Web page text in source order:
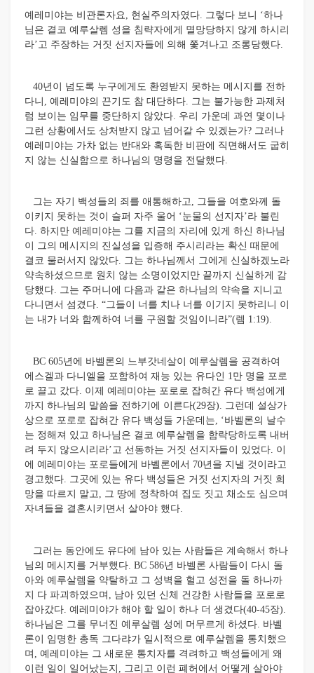
예레미야는 비관론자요, 현실주의자였다. 그렇다 보니 ‘하나
님은 결코 예루살렘 성을 침략자에게 멸망당하지 않게 하시리
라’고 주장하는 거짓 선지자들에 의해 쫓겨나고 조롱당했다.
40년이 넘도록 누구에게도 환영받지 못하는 메시지를 전하
다니, 예레미야의 끈기도 참 대단하다. 그는 불가능한 과제처
럼 보이는 임무를 중단하지 않았다. 우리 가운데 과연 몇이나
그런 상황에서도 상처받지 않고 넘어갈 수 있겠는가? 그러나
예레미야는 가차 없는 반대와 혹독한 비판에 직면해서도 굽히
지 않는 신실함으로 하나님의 명령을 전달했다.
그는 자기 백성들의 죄를 애통해하고, 그들을 여호와께 돌
이키지 못하는 것이 슬퍼 자주 울어 ‘눈물의 선지자’라 불린
다. 하지만 예레미야는 그를 지금의 자리에 있게 하신 하나님
이 그의 메시지의 진실성을 입증해 주시리라는 확신 때문에
결코 물러서지 않았다. 그는 하나님께서 그에게 신실하겠노라
약속하셨으므로 원치 않는 소명이었지만 끝까지 신실하게 감
당했다. 그는 주머니에 다음과 같은 하나님의 약속을 지니고
다니면서 섬겼다. “그들이 너를 치나 너를 이기지 못하리니 이
는 내가 너와 함께하여 너를 구원할 것임이니라”(렘 1:19).
BC 605년에 바벨론의 느부갓네살이 예루살렘을 공격하여
에스겔과 다니엘을 포함하여 재능 있는 유다인 1만 명을 포로
로 끌고 갔다. 이제 예레미야는 포로로 잡혀간 유다 백성에게
까지 하나님의 말씀을 전하기에 이른다(29장). 그런데 설상가
상으로 포로로 잡혀간 유다 백성들 가운데는, ‘바벨론의 날수
는 정해져 있고 하나님은 결코 예루살렘을 함락당하도록 내버
려 두지 않으시리라’고 선동하는 거짓 선지자들이 있었다. 이
에 예레미야는 포로들에게 바벨론에서 70년을 지낼 것이라고
경고했다. 그곳에 있는 유다 백성들은 거짓 선지자의 거짓 희
망을 따르지 말고, 그 땅에 정착하여 집도 짓고 채소도 심으며
자녀들을 결혼시키면서 살아야 했다.
그러는 동안에도 유다에 남아 있는 사람들은 계속해서 하나
님의 메시지를 거부했다. BC 586년 바벨론 사람들이 다시 돌
아와 예루살렘을 약탈하고 그 성벽을 헐고 성전을 돌 하나까
지 다 파괴하였으며, 남아 있던 신체 건강한 사람들을 포로로
잡아갔다. 예레미야가 해야 할 일이 하나 더 생겼다(40-45장).
하나님은 그를 무너진 예루살렘 성에 머무르게 하셨다. 바벨
론이 임명한 총독 그다랴가 일시적으로 예루살렘을 통치했으
며, 예레미야는 그 새로운 통치자를 격려하고 백성들에게 왜
이런 일이 일어났는지, 그리고 이런 폐허에서 어떻게 살아야